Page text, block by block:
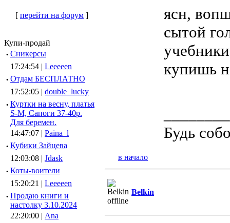
[ перейти на форум ]
Купи-продай
· Сникерсы
17:24:54 | Leeeeen
· Отдам БЕСПЛАТНО
17:52:05 | double_lucky
· Куртки на весну, платья
S-M, Сапоги 37-40р.
Для беремен.
14:47:07 | Paina_l
· Кубики Зайцева
12:03:08 | Jdask
· Коты-воители
15:20:21 | Leeeeen
· Продаю книги и
настолку 3.10.2024
22:20:00 | Ana
ясн,
сытой
купишь
Будь
в начало
Belkin